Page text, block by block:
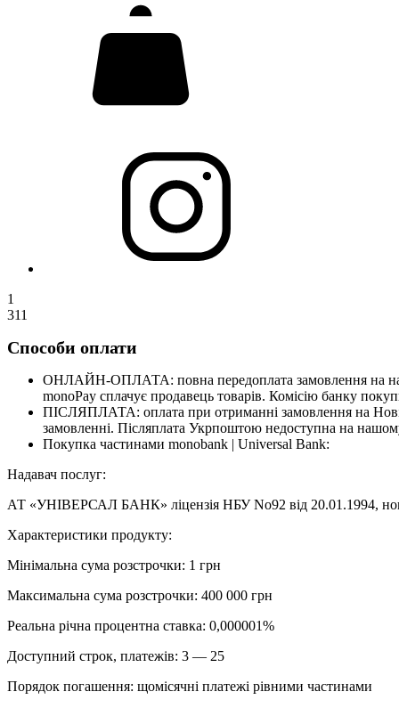
1
311
Способи оплати
ОНЛАЙН-ОПЛАТА: повна передоплата замовлення на
monoPay сплачує продавець товарів. Комісію банку
ПІСЛЯПЛАТА: оплата при отриманні замовлення на
замовленні. Післяплата Укрпоштою недоступна на
Покупка частинами monobank | Universal Bank:
Надавач послуг:
АТ «УНІВЕРСАЛ БАНК» ліцензія НБУ No92 від 20.01.1994,
Характеристики продукту:
Мінімальна сума розстрочки: 1 грн
Максимальна сума розстрочки: 400 000 грн
Реальна річна процентна ставка: 0,000001%
Доступний строк, платежів: 3 — 25
Порядок погашення: щомісячні платежі рівними частинами